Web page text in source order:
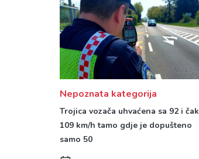
Nepoznata kategorija
Trojica vozača uhvaćena sa 92 i čak
109 km/h tamo gdje je dopušteno
samo 50